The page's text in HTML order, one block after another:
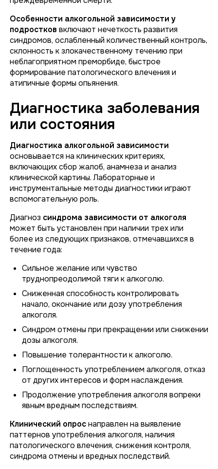
Особенности алкогольной зависимости у
подростков включают нечеткость развития
синдромов, ослабленный количественный контроль,
склонность к злокачественному течению при
неблагоприятном преморбиде, быстрое
формирование патологического влечения и
атипичные формы опьянения.
Диагностика заболевания
или состояния
Диагностика алкогольной зависимости
основывается на клинических критериях,
включающих сбор жалоб, анамнеза и анализ
клинической картины. Лабораторные и
инструментальные методы диагностики играют
вспомогательную роль.
Диагноз синдрома зависимости от алкоголя
может быть установлен при наличии трех или
более из следующих признаков, отмечавшихся в
течение года:
Сильное желание или чувство
труднопреодолимой тяги к алкоголю.
Сниженная способность контролировать
начало, окончание или дозу употребления
алкоголя.
Синдром отмены при прекращении или снижении
дозы алкоголя.
Повышение толерантности к алкоголю.
Поглощенность употреблением алкоголя, отказ
от других интересов и форм наслаждения.
Продолжение употребления алкоголя вопреки
явным вредным последствиям.
Клинический опроснаправлен на выявление
паттернов употребления алкоголя, наличия
патологического влечения, снижения контроля,
синдрома отмены и вредных последствий.